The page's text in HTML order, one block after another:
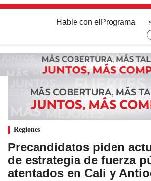
Hable con el Programa
Regiones
Precandidatos piden
de estrategia de fuerza
atentados en Cali y